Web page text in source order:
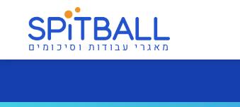
מאגרי עבודות וסיכומים